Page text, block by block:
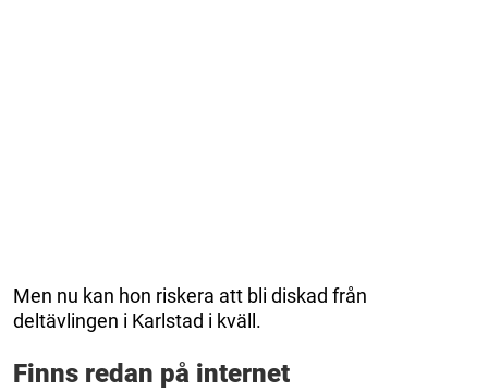
Men nu kan hon riskera att bli diskad från
deltävlingen i Karlstad i kväll.
Finns redan på internet